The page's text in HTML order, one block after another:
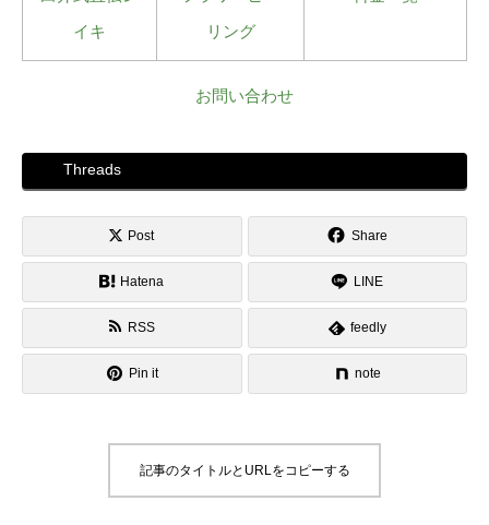
イキ
リング
お問い合わせ
Threads
Post Share
Hatena LINE
RSS feedly
Pin it note
記事のタイトルとURLをコピーする